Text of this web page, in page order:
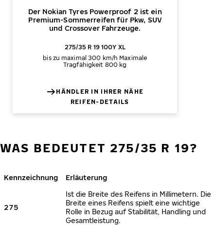
Der Nokian Tyres Powerproof 2 ist ein
Premium-Sommerreifen für Pkw, SUV
und Crossover Fahrzeuge.
275/35 R 19 100Y XL
bis zu maximal 300 km/h Maximale
Tragfähigkeit 800 kg
HÄNDLER IN IHRER NÄHE
REIFEN-DETAILS
WAS BEDEUTET 275/35 R 19?
Kennzeichnung Erläuterung
275
Ist die Breite des Reifens in Millimetern. Die
Breite eines Reifens spielt eine wichtige
Rolle in Bezug auf Stabilität, Handling und
Gesamtleistung.